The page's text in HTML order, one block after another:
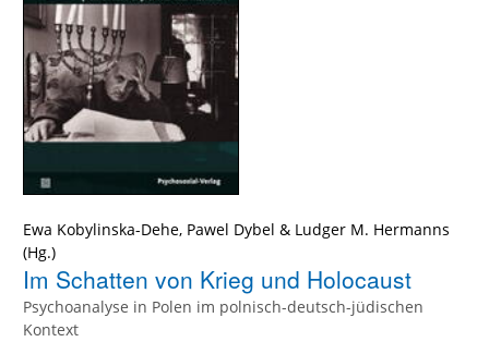
Ewa Kobylinska-Dehe, Pawel Dybel & Ludger M. Hermanns
Im Schatten von Krieg und Holocaust
Psychoanalyse in Polen im polnisch-deutsch-jüdischen
Kontext